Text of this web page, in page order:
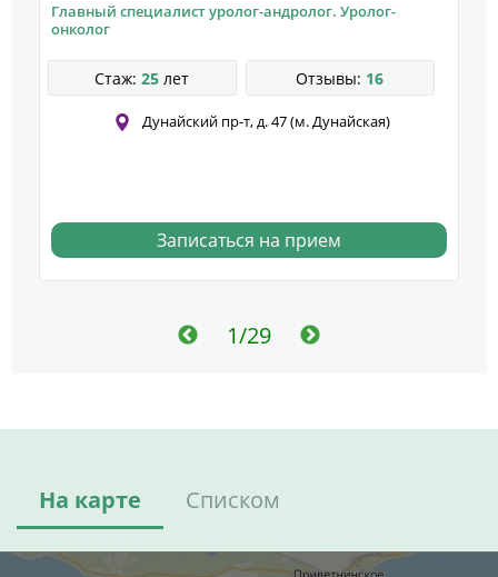
Главный специалист уролог-андролог. Уролог-
онколог
Стаж: 25 лет Отзывы: 16
Дунайский пр-т, д. 47 (м. Дунайская)
Записаться на прием
1/29
На карте Списком